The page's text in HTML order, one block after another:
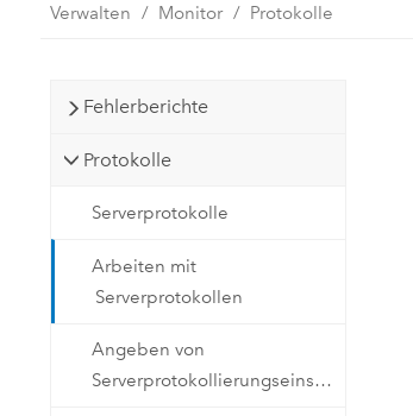
Verwalten Monitor Protokolle
Fehlerberichte
Protokolle
Serverprotokolle
Arbeiten mit
Serverprotokollen
Angeben von
Serverprotokollierungseinstellungen